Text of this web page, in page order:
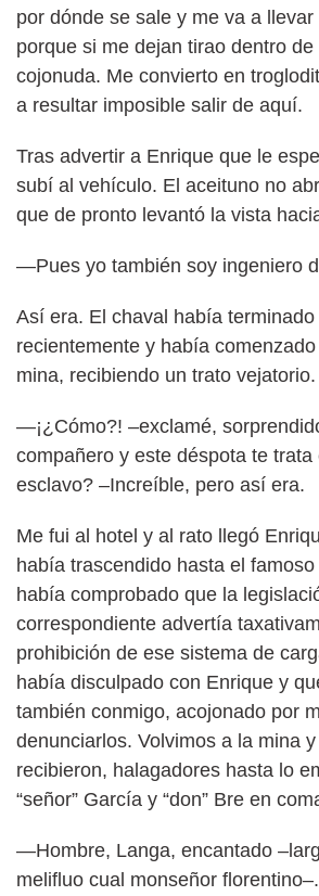
por dónde se sale y me va a
porque si me dejan tirao dentro
cojonuda. Me convierto en
a resultar imposible salir de aquí.
Tras advertir a Enrique que le
subí al vehículo. El aceituno no
que de pronto levantó la vista
—Pues yo también soy ingeniero
Así era. El chaval había terminado
recientemente y había
mina, recibiendo un trato vejatorio.
—¡¿Cómo?! –exclamé,
compañero y este déspota te trata
esclavo? –Increíble, pero así era.
Me fui al hotel y al rato llegó
había trascendido hasta el famoso
había comprobado que la
correspondiente advertía
prohibición de ese sistema de
había disculpado con Enrique y
también conmigo, acojonado por
denunciarlos. Volvimos a la mina
recibieron, halagadores hasta lo
“señor” García y “don” Bre en
—Hombre, Langa, encantado
melifluo cual monseñor